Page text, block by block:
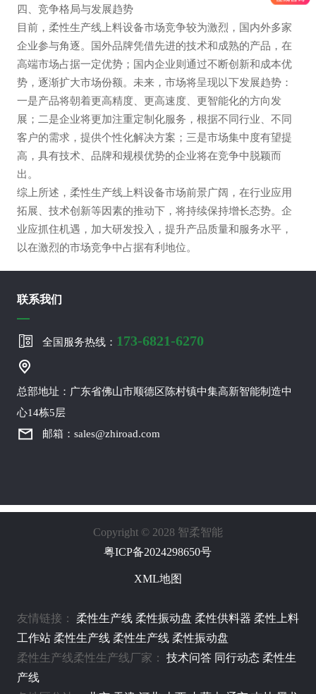
四、竞争格局与发展趋势
目前，柔性生产线上料设备市场竞争较为激烈，国内外多家
企业参与角逐。国外品牌凭借先进的技术和成熟的产品，在
高端市场占据一定优势；国内企业则通过不断创新和成本优
势，逐渐扩大市场份额。未来，市场将呈现以下发展趋势：
一是产品将朝着更高精度、更高速度、更智能化的方向发
展；二是企业将更加注重定制化服务，根据不同行业、不同
客户的需求，提供个性化解决方案；三是市场集中度有望提
高，具有技术、品牌和规模优势的企业将在竞争中脱颖而
出。
综上所述，柔性生产线上料设备市场前景广阔，在行业应用
拓展、技术创新等因素的推动下，将持续保持增长态势。企
业应抓住机遇，加大研发投入，提升产品质量和服务水平，
以在激烈的市场竞争中占据有利地位。
联系我们
全国服务热线： 173-6821-6270
总部地址：广东省佛山市顺德区陈村镇中集高新智能制造中
心14栋5层
邮箱：sales@zhiroad.com
Copyright © 2028 智柔智能
粤ICP备2024298650号
XML地图
友情链接： 柔性生产线 柔性振动盘 柔性供料器 柔性上料
工作站 柔性生产线 柔性生产线 柔性振动盘
柔性生产线柔性生产线厂家： 技术问答 同行动态 柔性生
产线